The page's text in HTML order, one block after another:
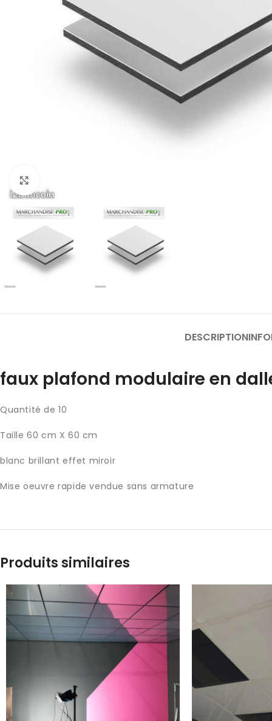
DESCRIPTION
faux plafond modulaire en
Quantité de 10
Taille 60 cm X 60 cm
blanc brillant effet miroir
Mise oeuvre rapide vendue sans armature
Produits similaires